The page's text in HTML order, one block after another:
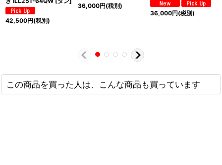
42,500円(税別)
36,000円(税別)
36,000円(税別)
この商品を買った人は、こんな商品も買っています